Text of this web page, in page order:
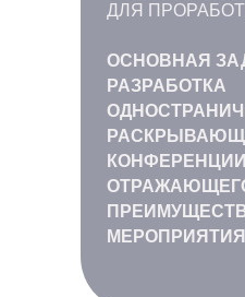
ДЛЯ
ОСНОВНАЯ
РАЗРАБОТКА
МЕРОПРИЯТИЯ